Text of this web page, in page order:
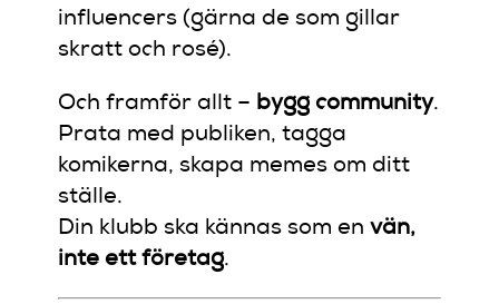
influencers (gärna de som gillar
skratt och rosé).
Och framför allt – bygg community.
Prata med publiken, tagga
komikerna, skapa memes om ditt
ställe.
Din klubb ska kännas som envän,
inte ett företag.